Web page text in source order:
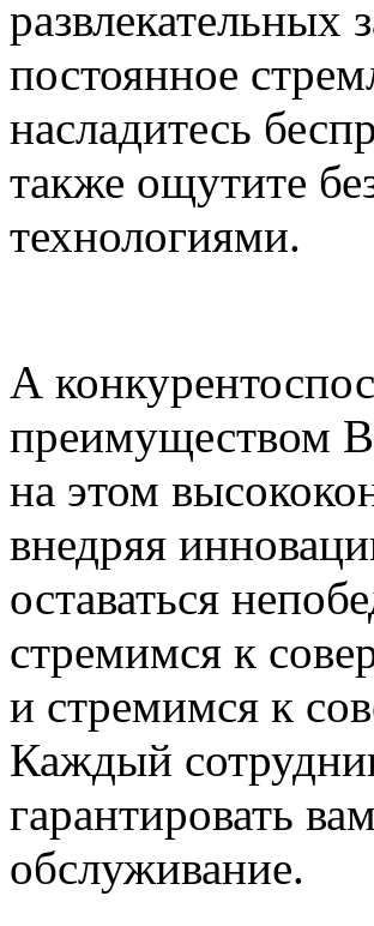
развлекательных
постоянное
насладитесь
также ощутите
технологиями.
А
преимуществом
на этом
внедряя
оставаться
стремимся к
и стремимся к
Каждый
гарантировать
обслуживание.